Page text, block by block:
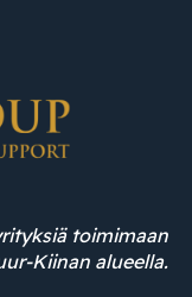
toimimaan
Kiinan alueella.